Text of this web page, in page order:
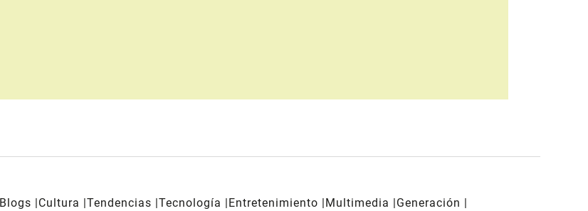
Blogs Cultura Tendencias Tecnología Entretenimiento Multimedia
Generación